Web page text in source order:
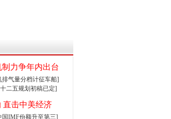
力争年内出台
气量分档计征车船]
二五规划初稿已定]
直击中美经济
国IMF份额升至第三]